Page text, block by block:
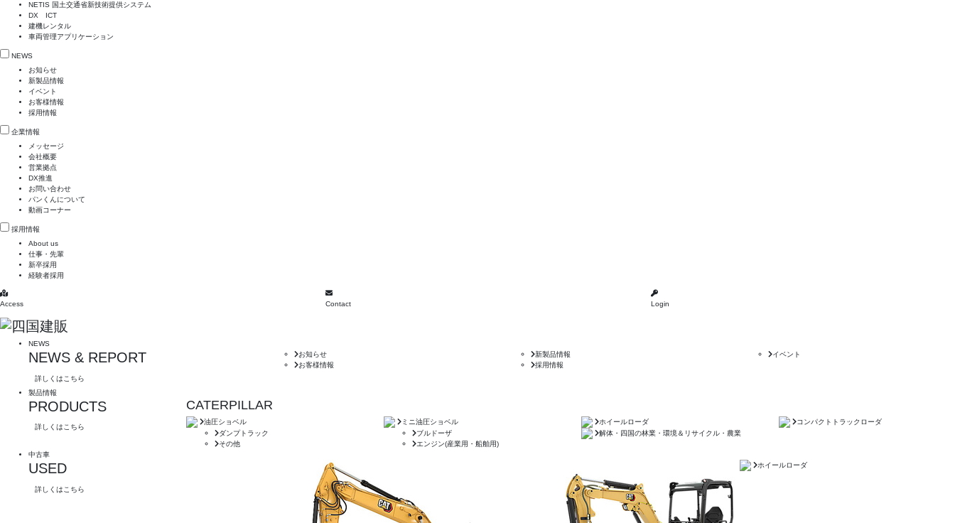
NETIS 国土交通省新技術提供システム
DX ICT
建機レンタル
車両管理アプリケーション
NEWS
お知らせ
新製品情報
イベント
お客様情報
採用情報
企業情報
メッセージ
会社概要
営業拠点
DX推進
お問い合わせ
パンくんについて
動画コーナー
採用情報
About us
仕事・先輩
新卒採用
経験者採用
Access Contact Login
NEWS
NEWS & REPORT
詳しくはこちら
お知らせ 新製品情報
イベント
お客様情報
採用情報
製品情報
PRODUCTS
詳しくはこちら
CATERPILLAR
油圧ショベル ミニ油圧ショベル ホイールローダ
コンパクトトラックローダ
ダンプトラック
その他
ブルドーザ
エンジン(産業用・船舶用)
解体・四国の林業・環境＆リサイクル・農業
中古車
USED
詳しくはこちら
ホイールローダ